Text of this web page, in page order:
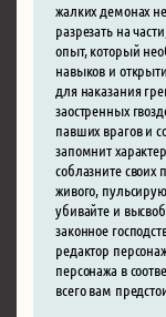
жалких демонах
разрезать на
опыт, который
навыков и
для наказания
заостренных
павших врагов и
запомнит
соблазните своих
живого,
убивайте и
законное
редактор
персонажа в
всего вам